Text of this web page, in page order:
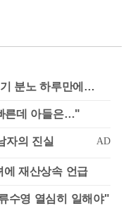
분노 하루만에…
른데 아들은…"
재산상속 언급
수영 열심히 일해야"